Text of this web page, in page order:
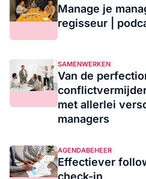
Manage je
regisseur |
SAMENWERKEN
Van de
met allerlei
managers
AGENDABEHEER
Effectiever
check-in